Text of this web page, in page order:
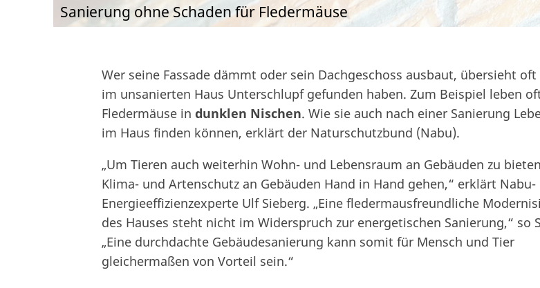
Sanierung ohne Schaden für Fledermäuse
Wer seine Fassade dämmt oder sein Dachgeschoss ausbaut, übersieht oft
im unsanierten Haus Unterschlupf gefunden haben. Zum Beispiel leben
Fledermäuse in dunklen Nischen. Wie sie auch nach einer Sanierung
im Haus finden können, erklärt der Naturschutzbund (Nabu).
„Um Tieren auch weiterhin Wohn- und Lebensraum an Gebäuden zu
Klima- und Artenschutz an Gebäuden Hand in Hand gehen,“ erklärt Nabu-
Energieeffizienzexperte Ulf Sieberg. „Eine fledermausfreundliche
des Hauses steht nicht im Widerspruch zur energetischen Sanierung,“ so
„Eine durchdachte Gebäudesanierung kann somit für Mensch und Tier
gleichermaßen von Vorteil sein.“